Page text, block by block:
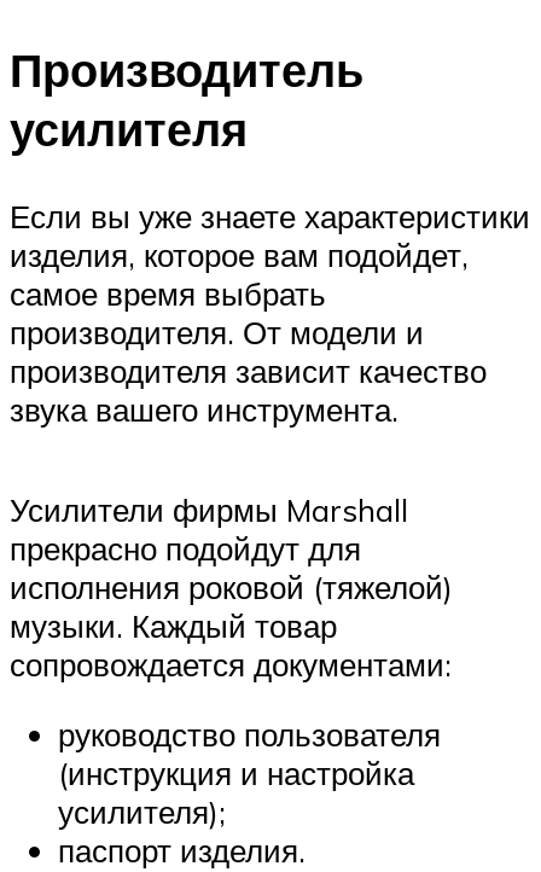
Производитель
усилителя
Если вы уже знаете характеристики
изделия, которое вам подойдет,
самое время выбрать
производителя. От модели и
производителя зависит качество
звука вашего инструмента.
Усилители фирмы Marshall
прекрасно подойдут для
исполнения роковой (тяжелой)
музыки. Каждый товар
сопровождается документами:
руководство пользователя
(инструкция и настройка
усилителя);
паспорт изделия.